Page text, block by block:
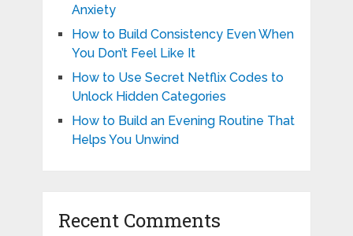
Anxiety
How to Build Consistency Even When
You Don’t Feel Like It
How to Use Secret Netflix Codes to
Unlock Hidden Categories
How to Build an Evening Routine That
Helps You Unwind
Recent Comments